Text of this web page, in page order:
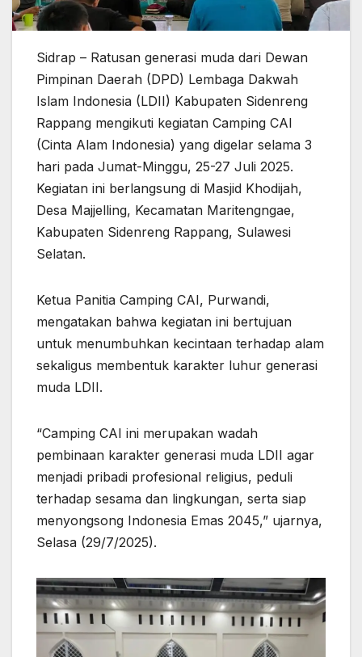
Sidrap – Ratusan generasi muda dari Dewan
Pimpinan Daerah (DPD) Lembaga Dakwah
Islam Indonesia (LDII) Kabupaten Sidenreng
Rappang mengikuti kegiatan Camping CAI
(Cinta Alam Indonesia) yang digelar selama 3
hari pada Jumat-Minggu, 25-27 Juli 2025.
Kegiatan ini berlangsung di Masjid Khodijah,
Desa Majjelling, Kecamatan Maritengngae,
Kabupaten Sidenreng Rappang, Sulawesi
Selatan.
Ketua Panitia Camping CAI, Purwandi,
mengatakan bahwa kegiatan ini bertujuan
untuk menumbuhkan kecintaan terhadap alam
sekaligus membentuk karakter luhur generasi
muda LDII.
“Camping CAI ini merupakan wadah
pembinaan karakter generasi muda LDII agar
menjadi pribadi profesional religius, peduli
terhadap sesama dan lingkungan, serta siap
menyongsong Indonesia Emas 2045,” ujarnya,
Selasa (29/7/2025).